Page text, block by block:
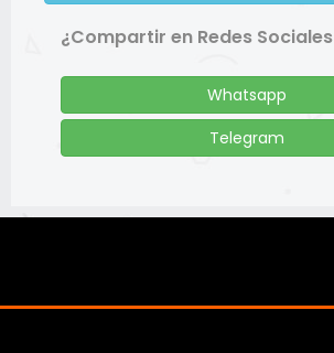
¿Compartir en Redes Sociales
Whatsapp
Telegram